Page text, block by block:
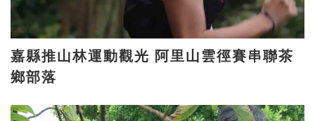
嘉縣推山林運動觀光 阿里山雲徑賽串聯茶
鄉部落